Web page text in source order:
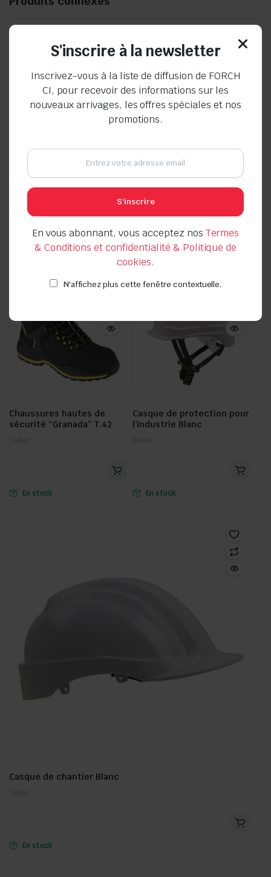
Gants MaxiFlex Ultimate
partiellement enduits
En stock
Casque de protection pour
Seller:
En stock
Chaussures hautes de
sécurité “Granada” T.42
En stock
Casque de protection pour
l’industrie Blanc
En stock
Casque de chantier Blanc
En stock
S'inscrire à la newsletter
Inscrivez-vous à la liste de diffusion de FORCH
CI, pour recevoir des informations sur les
nouveaux arrivages, les offres spéciales et nos
promotions.
S'inscrire
En vous abonnant, vous acceptez nos Termes
& Conditions et confidentialité & Politique de
cookies.
N'affichez plus cette fenêtre contextuelle.